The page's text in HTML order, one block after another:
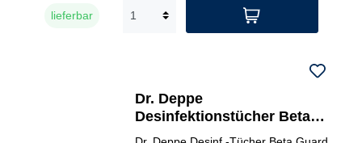
lieferbar
Dr. Deppe
Desinfektionstücher Beta
Guard rfu